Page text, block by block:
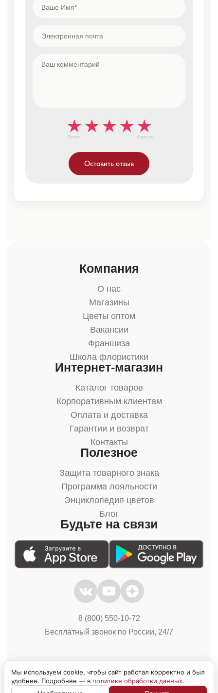
Плохо Хорошо
Оставить отзыв
Компания
О нас
Магазины
Цветы оптом
Вакансии
Франшиза
Школа флористики
Интернет-магазин
Каталог товаров
Корпоративным клиентам
Оплата и доставка
Гарантии и возврат
Контакты
Полезное
Защита товарного знака
Программа лояльности
Энциклопедия цветов
Блог
Будьте на связи
8 (800) 550-10-72
Бесплатный звонок по России, 24/7
Мы используем cookie, чтобы сайт работал корректно и был
удобнее. Подробнее — в политике обработки данных.